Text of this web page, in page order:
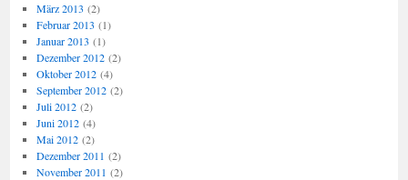
März 2013 (2)
Februar 2013 (1)
Januar 2013 (1)
Dezember 2012(2)
Oktober 2012(4)
September 2012(2)
Juli 2012(2)
Juni 2012(4)
Mai 2012(2)
Dezember 2011 (2)
November 2011 (2)